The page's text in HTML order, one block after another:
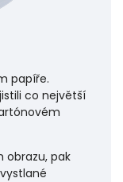
papíře.
co největší
obrazu, pak